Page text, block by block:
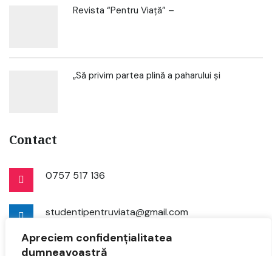
Apreciem confidențialitatea
dumneavoastră
Revista “Pentru Viață” –
„Să privim partea plină a paharului și
Contact
0757 517 136
studentipentruviata@gmail.com